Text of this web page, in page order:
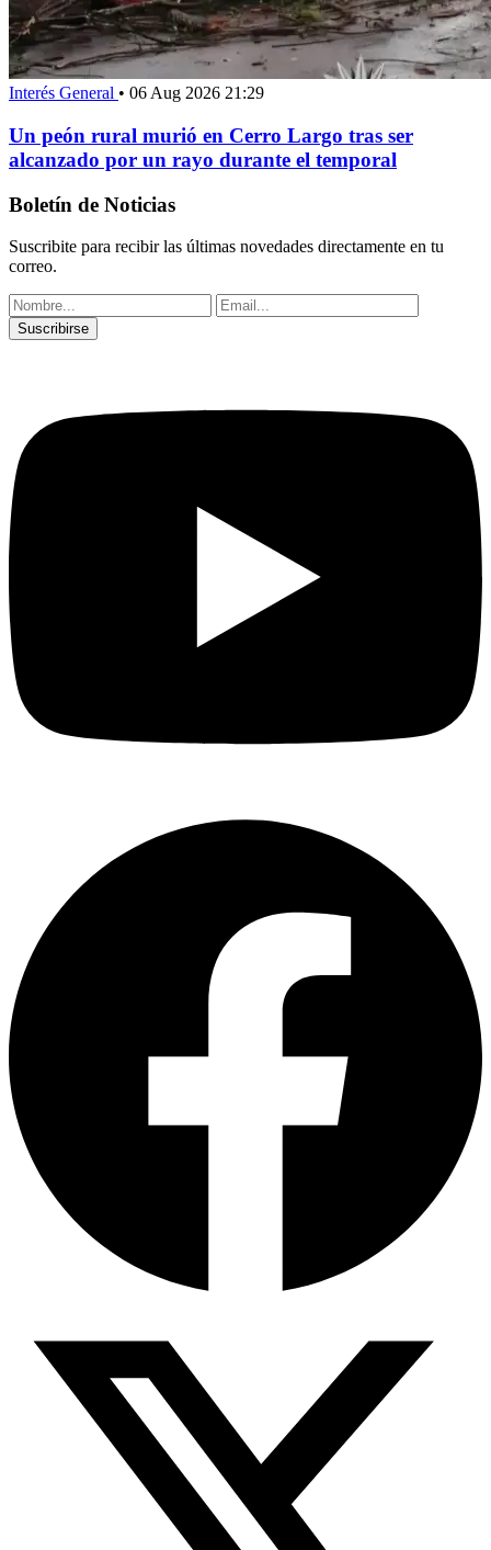
Interés General • 06 Aug 2026 21:29
Un peón rural murió en Cerro Largo tras ser
alcanzado por un rayo durante el temporal
Boletín de Noticias
Suscribite para recibir las últimas novedades directamente en tu
correo.
Suscribirse